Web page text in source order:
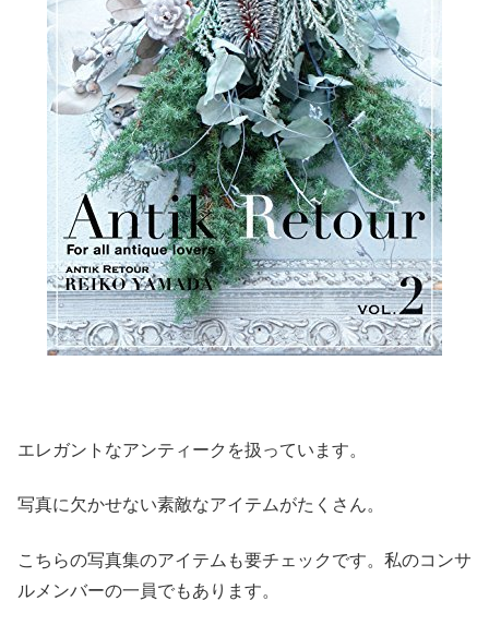
エレガントなアンティークを扱っています。
写真に欠かせない素敵なアイテムがたくさん。
こちらの写真集のアイテムも要チェックです。私のコンサ
ルメンバーの一員でもあります。